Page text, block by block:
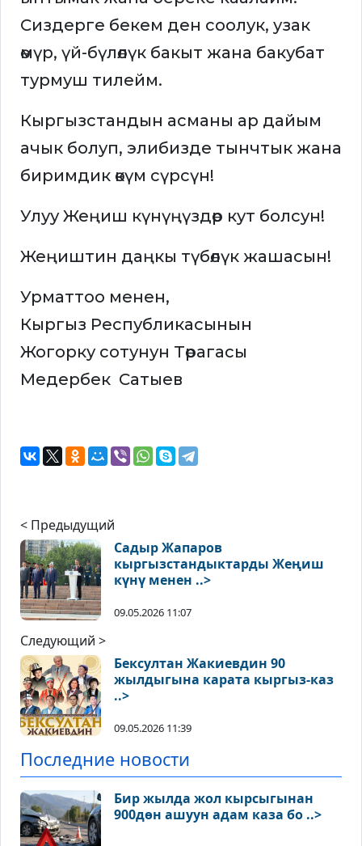
Сиздерге бекем ден соолук, узак
өмүр, үй-бүлөлүк бакыт жана бакубат
турмуш тилейм.
Кыргызстандын асманы ар дайым
ачык болуп, элибизде тынчтык жана
биримдик өкүм сүрсүн!
Улуу Жеңиш күнүңүздөр кут болсун!
Жеңиштин даңкы түбөлүк жашасын!
Урматтоо менен,
Кыргыз Республикасынын
Жогорку сотунун Төрагасы
Медербек Сатыев
< Предыдущий
Садыр Жапаров
кыргызстандыктарды Жеңиш
күнү менен ..>
09.05.2026 11:07
Следующий >
Бексултан Жакиевдин 90
жылдыгына карата кыргыз-каз
..>
09.05.2026 11:39
Последние новости
Бир жылда жол кырсыгынан
900дөн ашуун адам каза бо ..>